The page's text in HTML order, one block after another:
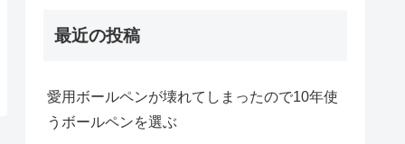
最近の投稿
愛用ボールペンが壊れてしまったので10年使
うボールペンを選ぶ